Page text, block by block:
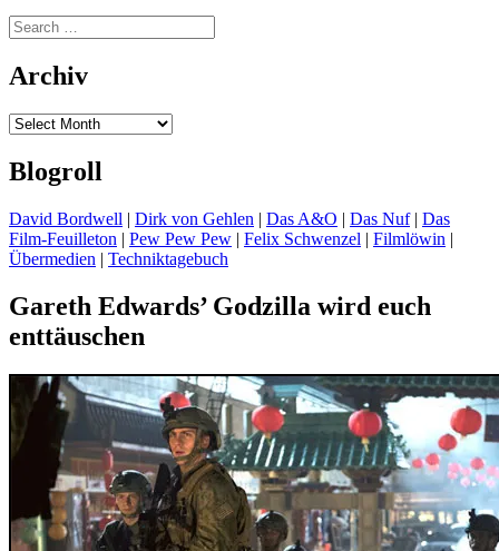
Search
for:
Archiv
Archiv
Blogroll
David Bordwell | Dirk von Gehlen | Das A&O | Das Nuf| Das
Film-Feuilleton | Pew Pew Pew | Felix Schwenzel | Filmlöwin |
Übermedien | Techniktagebuch
Gareth Edwards’ Godzilla wird euch
enttäuschen